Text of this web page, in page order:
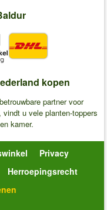
kopen
partner voor
u vele planten-toppers
kamer.
Privacy
Herroepingsrecht